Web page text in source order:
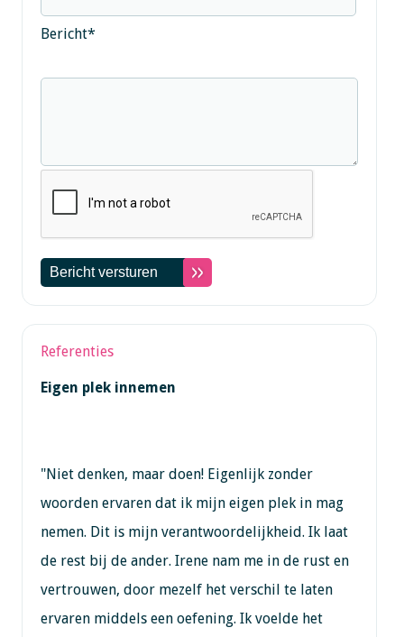
Bericht*
Referenties
Eigen plek innemen
"Niet denken, maar doen! Eigenlijk zonder
woorden ervaren dat ik mijn eigen plek in mag
nemen. Dit is mijn verantwoordelijkheid. Ik laat
de rest bij de ander. Irene nam me in de rust en
vertrouwen, door mezelf het verschil te laten
ervaren middels een oefening. Ik voelde het